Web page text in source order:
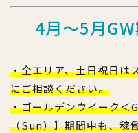
4月～5月
・全エリア、土日祝日は
にご相談ください。
・ゴールデンウイーク＜
（Sun）】期間中も、稼